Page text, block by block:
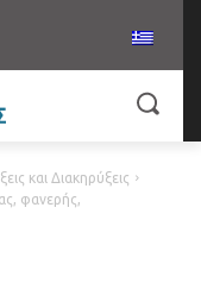
και Διακηρύξεις
φανερής,